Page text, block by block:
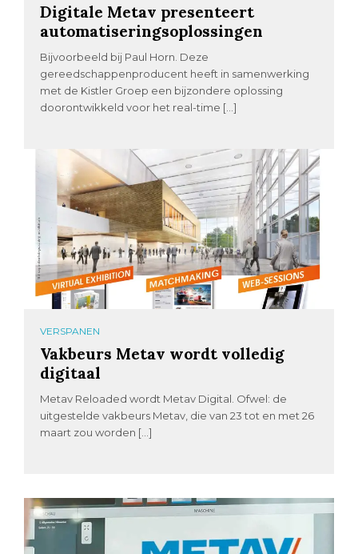
Digitale Metav presenteert
automatiseringsoplossingen
Bijvoorbeeld bij Paul Horn. Deze
gereedschappenproducent heeft in samenwerking
met de Kistler Groep een bijzondere oplossing
doorontwikkeld voor het real-time […]
VERSPANEN
Vakbeurs Metav wordt volledig
digitaal
Metav Reloaded wordt Metav Digital. Ofwel: de
uitgestelde vakbeurs Metav, die van 23 tot en met 26
maart zou worden […]